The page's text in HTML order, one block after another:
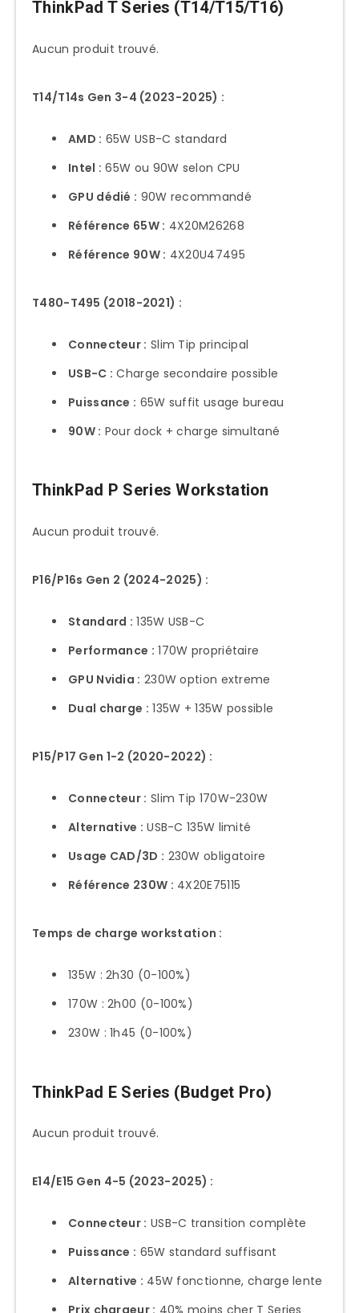
ThinkPad T Series (T14/T15/T16)
Aucun produit trouvé.
T14/T14s Gen 3-4 (2023-2025) :
AMD : 65W USB-C standard
Intel : 65W ou 90W selon CPU
GPU dédié : 90W recommandé
Référence 65W : 4X20M26268
Référence 90W : 4X20U47495
T480-T495 (2018-2021) :
Connecteur : Slim Tip principal
USB-C : Charge secondaire possible
Puissance : 65W suffit usage bureau
90W : Pour dock + charge simultané
ThinkPad P Series Workstation
Aucun produit trouvé.
P16/P16s Gen 2 (2024-2025) :
Standard : 135W USB-C
Performance : 170W propriétaire
GPU Nvidia : 230W option extreme
Dual charge : 135W + 135W possible
P15/P17 Gen 1-2 (2020-2022) :
Connecteur : Slim Tip 170W-230W
Alternative : USB-C 135W limité
Usage CAD/3D : 230W obligatoire
Référence 230W : 4X20E75115
Temps de charge workstation :
135W : 2h30 (0-100%)
170W : 2h00 (0-100%)
230W : 1h45 (0-100%)
ThinkPad E Series (Budget Pro)
Aucun produit trouvé.
E14/E15 Gen 4-5 (2023-2025) :
Connecteur : USB-C transition complète
Puissance : 65W standard suffisant
Alternative : 45W fonctionne, charge lente
Prix chargeur : 40% moins cher T Series